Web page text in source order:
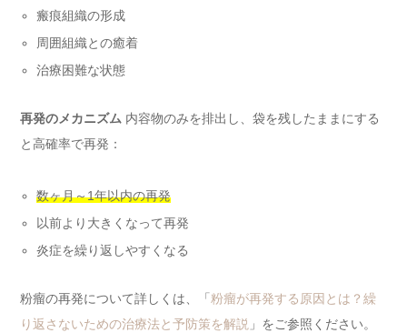
瘢痕組織の形成
周囲組織との癒着
治療困難な状態
再発のメカニズム 内容物のみを排出し、袋を残したままにする
と高確率で再発：
数ヶ月～1年以内の再発
以前より大きくなって再発
炎症を繰り返しやすくなる
粉瘤の再発について詳しくは、「 粉瘤が再発する原因とは？繰
り返さないための治療法と予防策を解説 」をご参照ください。